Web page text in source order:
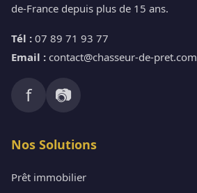
de-France depuis plus de 15 ans.
Tél : 07 89 71 93 77
Email : contact@chasseur-de-pret.com
f 📷
Nos Solutions
Prêt immobilier